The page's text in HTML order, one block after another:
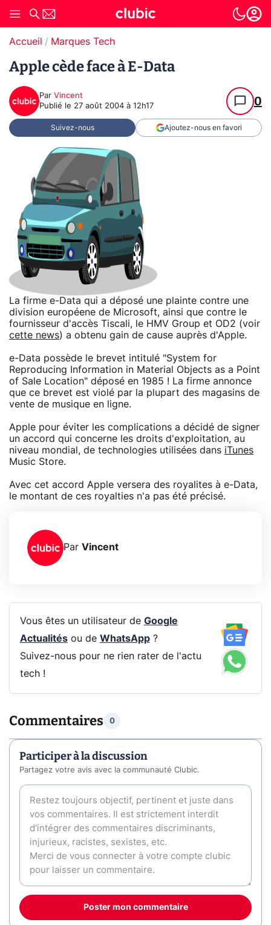
Accueil Marques Tech
Apple cède face à E-Data
Par Vincent
Publié le 27 août 2004 à 12h17 0
Suivez-nous Ajoutez-nous en favori
La firme e-Data qui a déposé une plainte contre une
division européene de Microsoft, ainsi que contre le
fournisseur d'accès Tiscali, le HMV Group et OD2 (voir
cette news) a obtenu gain de cause auprès d'Apple.
e-Data possède le brevet intitulé "System for
Reproducing Information in Material Objects as a Point
of Sale Location" déposé en 1985 ! La firme annonce
que ce brevet est violé par la plupart des magasins de
vente de musique en ligne.
Apple pour éviter les complications a décidé de signer
un accord qui concerne les droits d'exploitation, au
niveau mondial, de technologies utilisées dans iTunes
Music Store.
Avec cet accord Apple versera des royalites à e-Data,
le montant de ces royalties n'a pas été précisé.
Par Vincent
Vous êtes un utilisateur de Google
Actualitésou de WhatsApp?
Suivez-nous pour ne rien rater de l'actu
tech !
Commentaires 0
Participer à la discussion
Partagez votre avis avec la communauté Clubic.
Poster mon commentaire